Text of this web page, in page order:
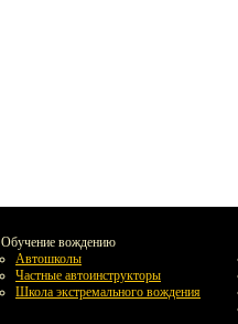
Обучение вождению
Автошколы
Частные автоинструкторы
Школа экстремального вождения